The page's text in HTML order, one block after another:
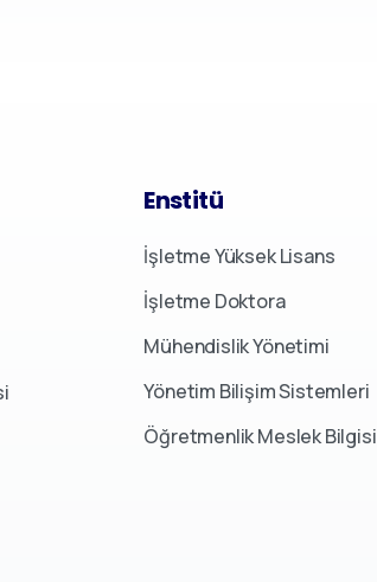
Enstitü
İşletme Yüksek Lisans
İşletme Doktora
Mühendislik Yönetimi
Yönetim Bilişim Sistemleri
Öğretmenlik Meslek Bilgisi